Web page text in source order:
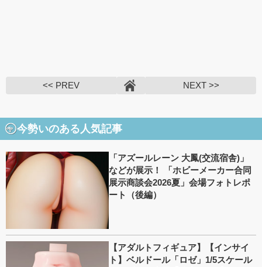
<< PREV NEXT >>
今勢いのある人気記事
「アズールレーン 大鳳(交流宿舎)」
などが展示！ 「ホビーメーカー合同
展示商談会2026夏」会場フォトレポ
ート（後編）
【アダルトフィギュア】【インサイ
ト】ベルドール「ロゼ」1/5スケール